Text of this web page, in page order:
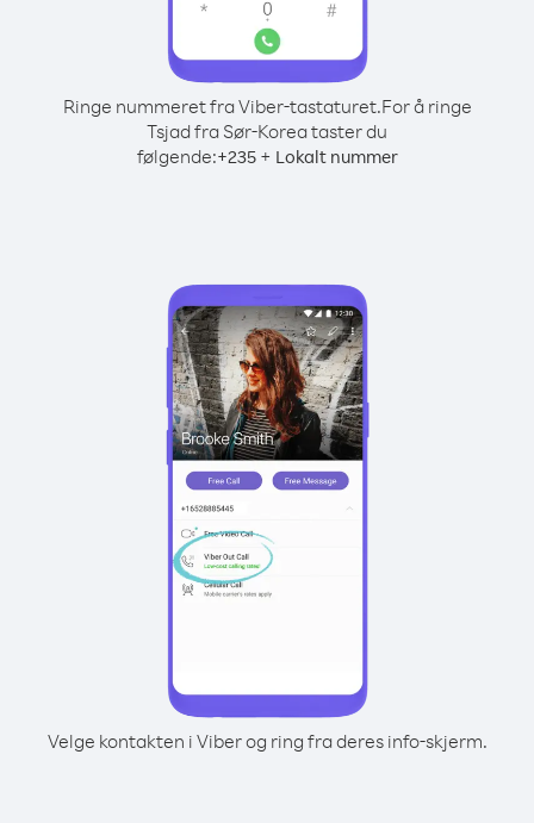
Ringe nummeret fra Viber-tastaturet.For å ringe
Tsjad fra Sør-Korea taster du
følgende:+235+ Lokalt nummer
Velge kontakten i Viber og ring fra deres info-skjerm.